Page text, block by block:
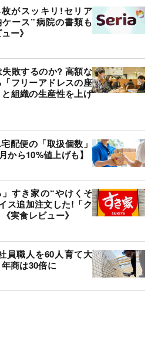
がスッキリ!セリア
ース”病院の書類も
ー》
敗するのか? 高額な
フリーアドレスの座
組織の生産性を上げ
配便の「取扱個数」
から10%値上げも】
」すき家の“やけくそ
ス追加注文した!「ク
実食レビュー》
員職人を60人育て大
商は30倍に